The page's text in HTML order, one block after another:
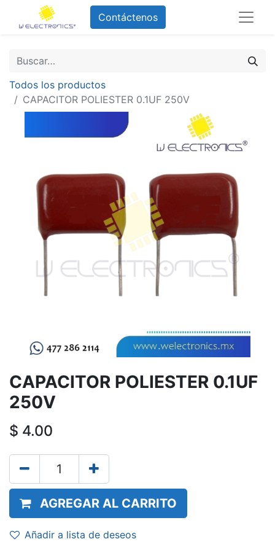
Contáctenos
Todos los productos
CAPACITOR POLIESTER 0.1UF 250V
CAPACITOR POLIESTER 0.1UF
250V
$ 4.00
AGREGAR AL CARRITO
Añadir a lista de deseos